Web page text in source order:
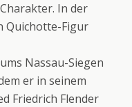
In der
Quichotte-Figur
Nassau-Siegen
er in seinem
Friedrich Flender